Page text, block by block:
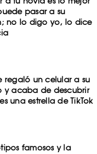
pasar a su
no lo digo yo, lo dice
regaló un celular a su
y acaba de descubrir
una estrella de TikTok
famosos y la